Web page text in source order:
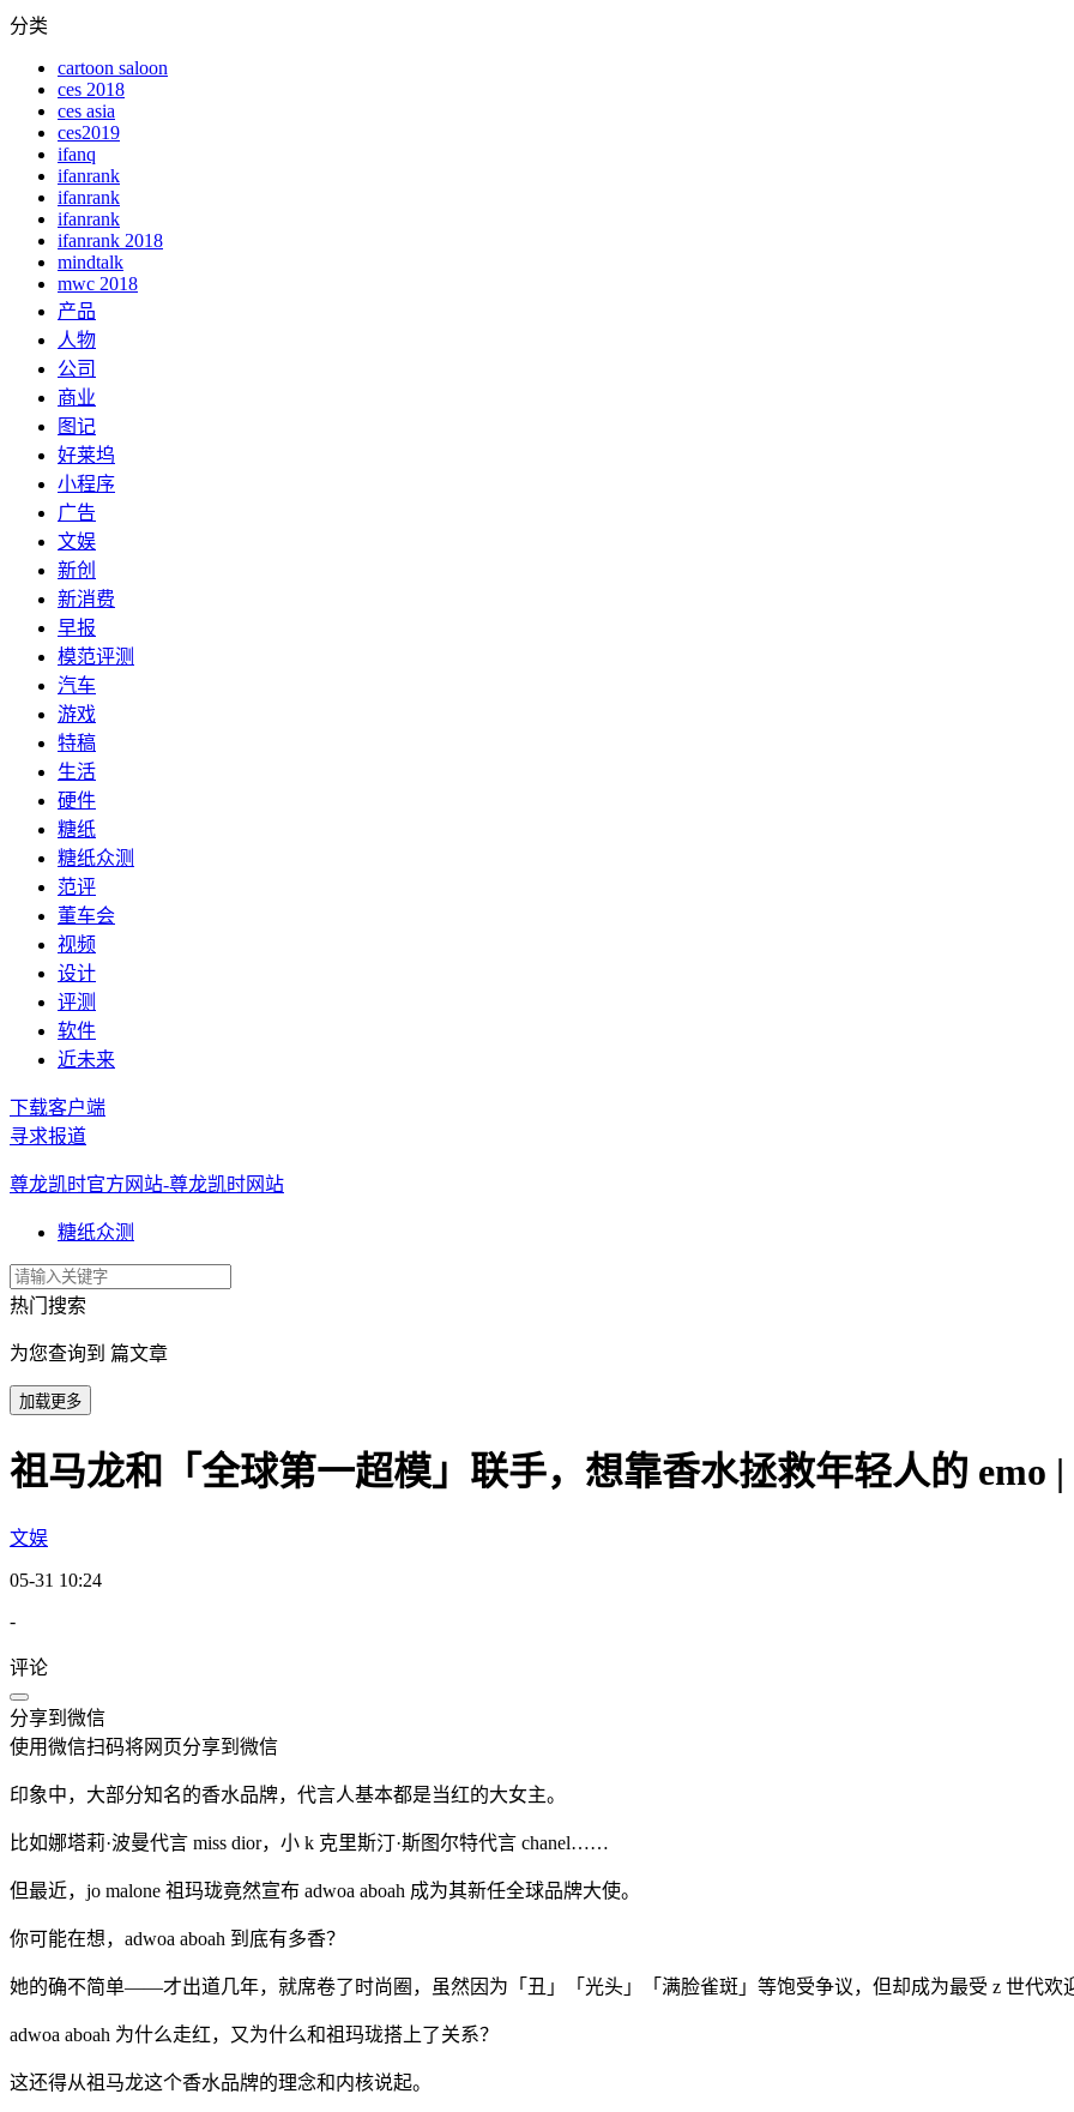
分类
cartoon saloon
ces 2018
ces asia
ces2019
ifanq
ifanrank
ifanrank
ifanrank
ifanrank 2018
mindtalk
mwc 2018
产品
人物
公司
商业
图记
好莱坞
小程序
广告
文娱
新创
新消费
早报
模范评测
汽车
游戏
特稿
生活
硬件
糖纸
糖纸众测
范评
董车会
视频
设计
评测
软件
近未来
下载客户端
寻求报道
尊龙凯时官方网站-尊龙凯时网站
糖纸众测
热门搜索
为您查询到 篇文章
加载更多
祖马龙和「全球第一超模」联手，想靠香水拯救年轻人的 emo
文娱
05-31 10:24
-
评论
分享到微信
使用微信扫码将网页分享到微信
印象中，大部分知名的香水品牌，代言人基本都是当红的大女主。
比如娜塔莉·波曼代言 miss dior，小 k 克里斯汀·斯图尔特代言 chanel……
但最近，jo malone 祖玛珑竟然宣布 adwoa aboah 成为其新任全球品牌大使。
你可能在想，adwoa aboah 到底有多香？
她的确不简单——才出道几年，就席卷了时尚圈，虽然因为「丑」「光头」「满脸雀斑」等饱受争议，但却成为最受 z 世代欢
adwoa aboah 为什么走红，又为什么和祖玛珑搭上了关系？
这还得从祖马龙这个香水品牌的理念和内核说起。